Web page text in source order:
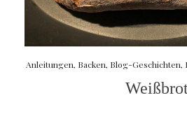
Anleitungen, Backen, Blog-Geschichten,